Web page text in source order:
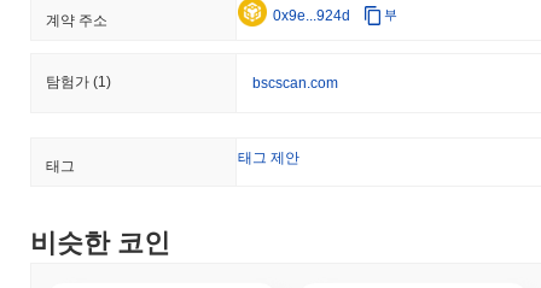
계약 주소 0x9e...924d 부
탐험가 (1) bscscan.com
태그 태그 제안
비슷한 코인